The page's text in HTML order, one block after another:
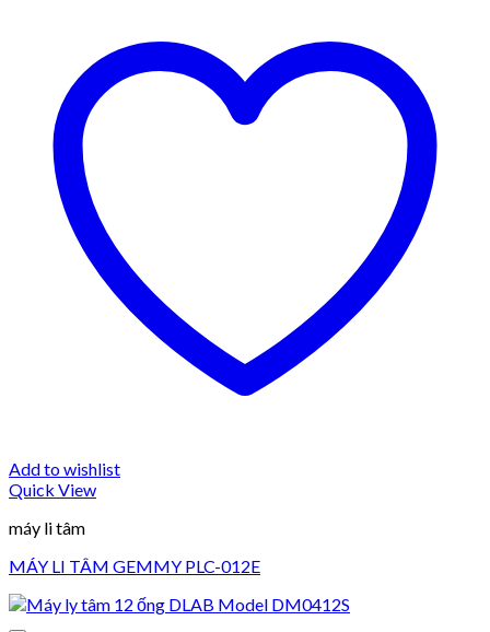
Add to wishlist
Quick View
máy li tâm
MÁY LI TÂM GEMMY PLC-012E